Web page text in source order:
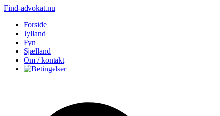
Find-advokat.nu
Forside
Jylland
Fyn
Sjælland
Om / kontakt